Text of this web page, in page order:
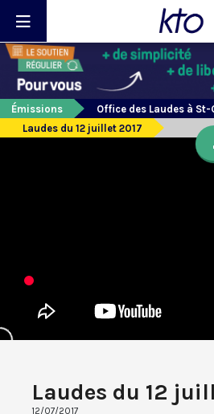
Émissions
Office des Laudes à
Laudes du 12 juillet 2017
Laudes du 12
12/07/2017